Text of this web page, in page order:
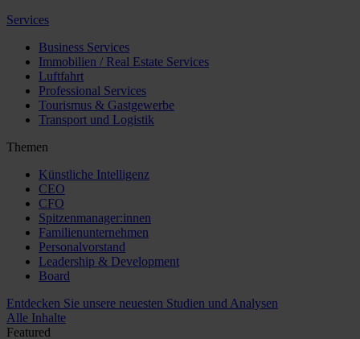
Services
Business Services
Immobilien / Real Estate Services
Luftfahrt
Professional Services
Tourismus & Gastgewerbe
Transport und Logistik
Themen
Künstliche Intelligenz
CEO
CFO
Spitzenmanager:innen
Familienunternehmen
Personalvorstand
Leadership & Development
Board
Entdecken Sie unsere neuesten Studien und Analysen
Alle Inhalte
Featured